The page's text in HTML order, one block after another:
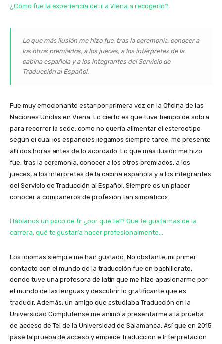
¿Cómo fue la experiencia de ir a Viena a recogerlo?
Lo que más ilusión me hizo fue, tras la ceremonia, conocer a
los otros premiados, a los jueces, a los intérpretes de la
cabina española y a los integrantes del Servicio de
Traducción al Español.
Fue muy emocionante estar por primera vez en la Oficina de las
Naciones Unidas en Viena. Lo cierto es que tuve tiempo de sobra
para recorrer la sede: como no quería alimentar el estereotipo
según el cual los españoles llegamos siempre tarde, me presenté
allí dos horas antes de lo acordado. Lo que más ilusión me hizo
fue, tras la ceremonia, conocer a los otros premiados, a los
jueces, a los intérpretes de la cabina española y a los integrantes
del Servicio de Traducción al Español. Siempre es un placer
conocer a compañeros de profesión tan simpáticos.
Háblanos un poco de ti: ¿por qué TeI? Qué te gusta más de la
carrera, qué te gustaría hacer profesionalmente…
Los idiomas siempre me han gustado. No obstante, mi primer
contacto con el mundo de la traducción fue en bachillerato,
donde tuve una profesora de latín que me hizo apasionarme por
el mundo de las lenguas y descubrir lo gratificante que es
traducir. Además, un amigo que estudiaba Traducción en la
Universidad Complutense me animó a presentarme a la prueba
de acceso de TeI de la Universidad de Salamanca. Así que en 2015
pasé la prueba de acceso y empecé Traducción e Interpretación